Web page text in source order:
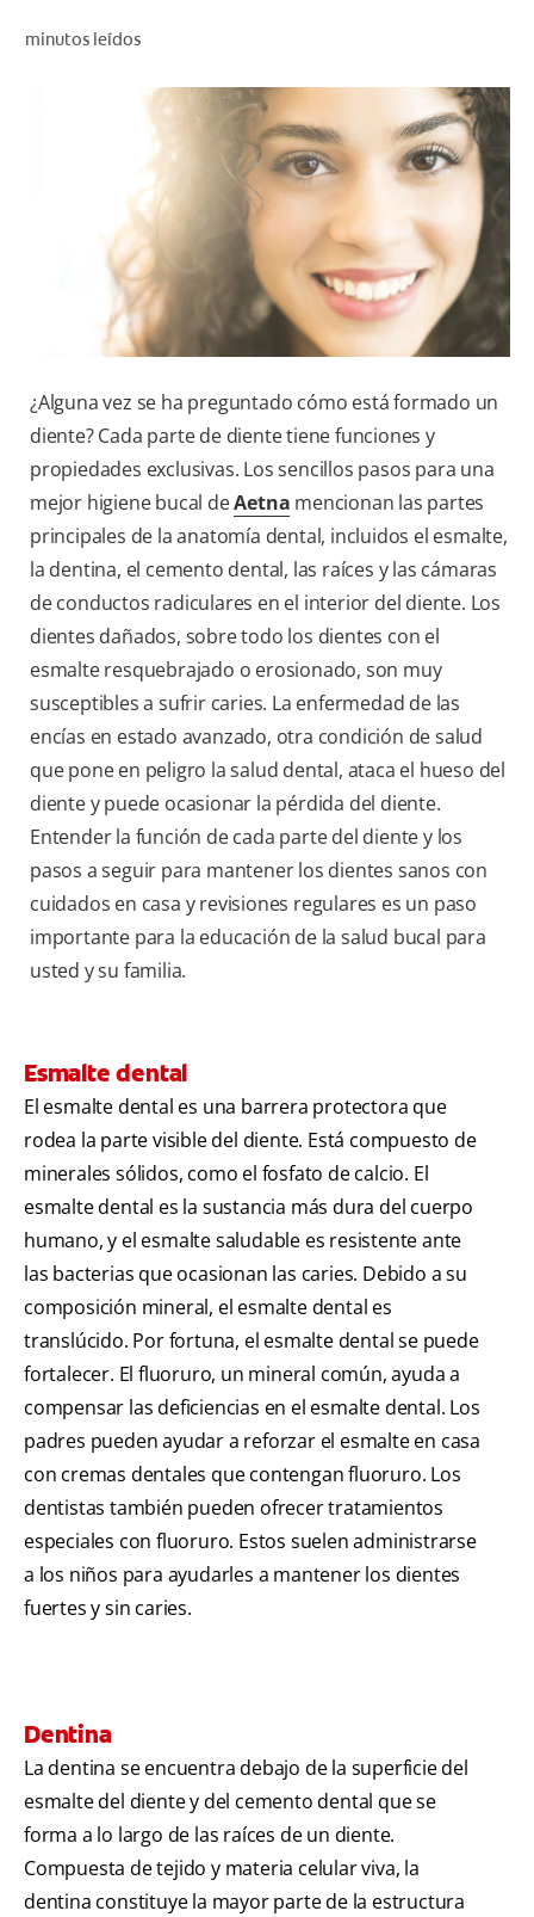
PROMOCIONES
SV (ES)
SUSCRÍBASE
minutos leídos
¿Alguna vez se ha preguntado cómo está formado un
diente? Cada parte de diente tiene funciones y
propiedades exclusivas. Los sencillos pasos para una
mejor higiene bucal deAetna mencionan las partes
principales de la anatomía dental, incluidos el esmalte,
la dentina, el cemento dental, las raíces y las cámaras
de conductos radiculares en el interior del diente. Los
dientes dañados, sobre todo los dientes con el
esmalte resquebrajado o erosionado, son muy
susceptibles a sufrir caries. La enfermedad de las
encías en estado avanzado, otra condición de salud
que pone en peligro la salud dental, ataca el hueso del
diente y puede ocasionar la pérdida del diente.
Entender la función de cada parte del diente y los
pasos a seguir para mantener los dientes sanos con
cuidados en casa y revisiones regulares es un paso
importante para la educación de la salud bucal para
usted y su familia.
Esmalte dental
El esmalte dental es una barrera protectora que
rodea la parte visible del diente. Está compuesto de
minerales sólidos, como el fosfato de calcio. El
esmalte dental es la sustancia más dura del cuerpo
humano, y el esmalte saludable es resistente ante
las bacterias que ocasionan las caries. Debido a su
composición mineral, el esmalte dental es
translúcido. Por fortuna, el esmalte dental se puede
fortalecer. El fluoruro, un mineral común, ayuda a
compensar las deficiencias en el esmalte dental. Los
padres pueden ayudar a reforzar el esmalte en casa
con cremas dentales que contengan fluoruro. Los
dentistas también pueden ofrecer tratamientos
especiales con fluoruro. Estos suelen administrarse
a los niños para ayudarles a mantener los dientes
fuertes y sin caries.
Dentina
La dentina se encuentra debajo de la superficie del
esmalte del diente y del cemento dental que se
forma a lo largo de las raíces de un diente.
Compuesta de tejido y materia celular viva, la
dentina constituye la mayor parte de la estructura